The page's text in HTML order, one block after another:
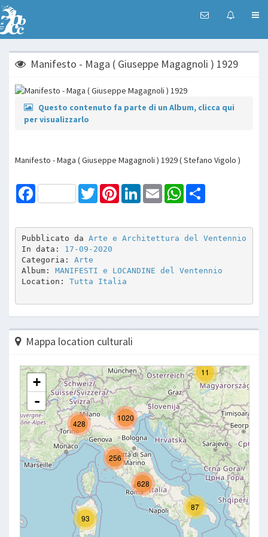
Manifesto - Maga ( Giuseppe Magagnoli ) 1929
Questo contenuto fa parte di un Album, clicca qui
per visualizzarlo
Manifesto - Maga ( Giuseppe Magagnoli ) 1929 ( Stefano Vigolo )
Facebook TwitterPinterestLinkedInEmail WhatsApp
Pubblicato da Arte e Architettura del Ventennio
In data: 17-09-2020
Categoria: Arte
Album: MANIFESTI e LOCANDINE del Ventennio
Location: Tutta Italia
Mappa location culturali